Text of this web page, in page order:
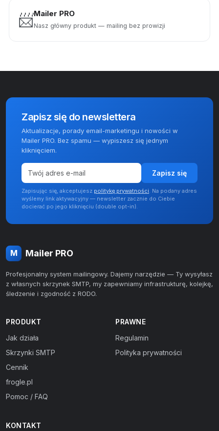
📨Mailer PRO
Nasz główny produkt — mailing bez prowizji
Zapisz się do newslettera
Aktualizacje, porady email-marketingu i nowości w
Mailer PRO. Bez spamu — wypiszesz się jednym
kliknięciem.
Zapisz się
Zapisując się, akceptujesz politykę prywatności . Na podany adres
wyślemy link aktywacyjny — newsletter zacznie do Ciebie
docierać po jego kliknięciu (double opt-in).
M Mailer PRO
Profesjonalny system mailingowy. Dajemy narzędzie — Ty wysyłasz
z własnych skrzynek SMTP, my zapewniamy infrastrukturę, kolejkę,
śledzenie i zgodność z RODO.
PRODUKT
Jak działa
Skrzynki SMTP
Cennik
frogle.pl
Pomoc / FAQ
PRAWNE
Regulamin
Polityka prywatności
KONTAKT